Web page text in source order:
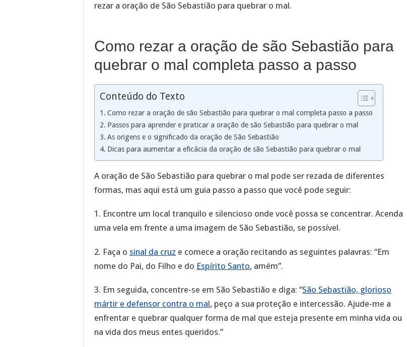
rezar a oração de São Sebastião para quebrar o mal.
Como rezar a oração de são Sebastião para
quebrar o mal completa passo a passo
Conteúdo do Texto
Como rezar a oração de são Sebastião para quebrar o mal completa passo a passo
Passos para aprender e praticar a oração de são Sebastião para quebrar o mal
As origens e o significado da oração de São Sebastião
Dicas para aumentar a eficácia da oração de são Sebastião para quebrar o mal
A oração de São Sebastião para quebrar o mal pode ser rezada de diferentes
formas, mas aqui está um guia passo a passo que você pode seguir:
1. Encontre um local tranquilo e silencioso onde você possa se concentrar. Acenda
uma vela em frente a uma imagem de São Sebastião, se possível.
2. Faça o sinal da cruz e comece a oração recitando as seguintes palavras: “Em
nome do Pai, do Filho e do Espírito Santo, amém”.
3. Em seguida, concentre-se em São Sebastião e diga: “São Sebastião, glorioso
mártir e defensor contra o mal, peço a sua proteção e intercessão. Ajude-me a
enfrentar e quebrar qualquer forma de mal que esteja presente em minha vida ou
na vida dos meus entes queridos.”